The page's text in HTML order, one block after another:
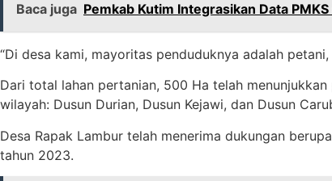
Baca juga Pemkab Kutim Integrasikan Data
“Di desa kami, mayoritas penduduknya adalah
Dari total lahan pertanian, 500 Ha telah
wilayah: Dusun Durian, Dusun Kejawi, dan Dusun
Desa Rapak Lambur telah menerima dukungan
tahun 2023.